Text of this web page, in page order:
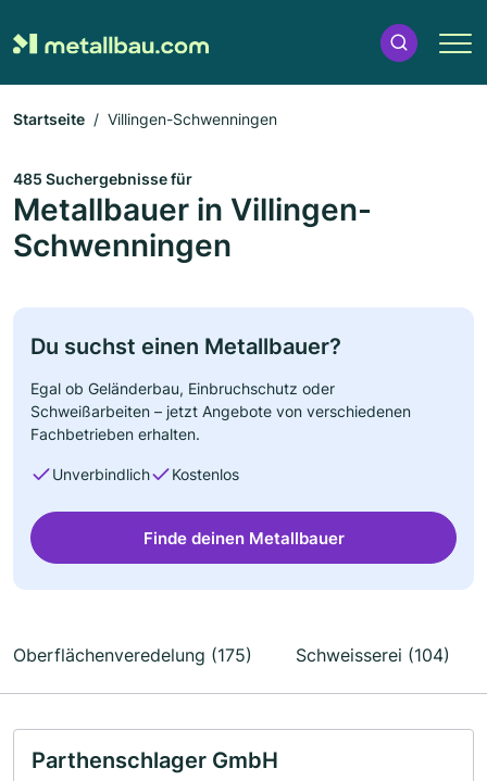
Startseite Villingen-Schwenningen
485 Suchergebnisse für
Metallbauer in Villingen-
Schwenningen
Du suchst einen Metallbauer?
Egal ob Geländerbau, Einbruchschutz oder
Schweißarbeiten – jetzt Angebote von verschiedenen
Fachbetrieben erhalten.
Unverbindlich Kostenlos
Finde deinen Metallbauer
Oberflächenveredelung (175) Schweisserei (104)
Parthenschlager GmbH